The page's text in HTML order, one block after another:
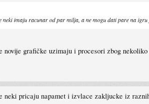
neki imaju racunar od par milja, a ne mogu dati pare na igru
novije grafičke uzimaju i procesori zbog
neki pricaju napamet i izvlace zakljucke iz